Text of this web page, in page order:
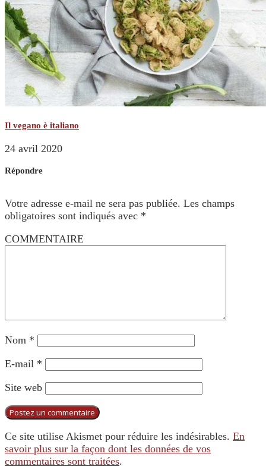
Il vegano è italiano
24 avril 2020
Répondre
Votre adresse e-mail ne sera pas publiée. Les champs
obligatoires sont indiqués avec *
COMMENTAIRE
Nom *
E-mail *
Site web
Ce site utilise Akismet pour réduire les indésirables. En
savoir plus sur la façon dont les données de vos
commentaires sont traitées.